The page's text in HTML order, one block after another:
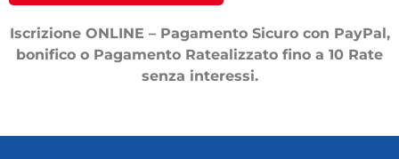
Iscrizione ONLINE – Pagamento Sicuro con PayPal,
bonifico o Pagamento Ratealizzato fino a 10 Rate
senza interessi.